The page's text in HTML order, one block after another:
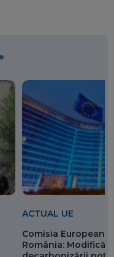
ACTUAL UE
Comisia Europeană
România: